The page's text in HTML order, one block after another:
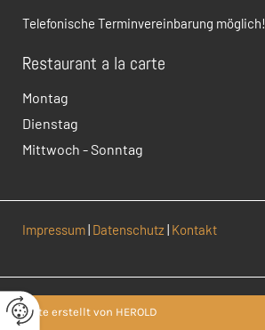
Telefonische Terminvereinbarung möglich!
Restaurant a la carte
Montag
Dienstag
Mittwoch - Sonntag
Impressum| Datenschutz | Kontakt
Website erstellt von HEROLD